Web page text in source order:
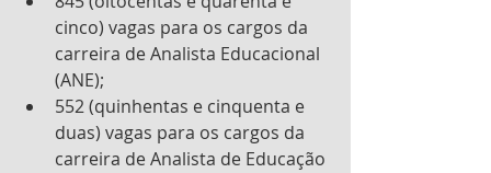
cinco) vagas para os cargos da
carreira de Analista Educacional
(ANE);
552 (quinhentas e cinquenta e
duas) vagas para os cargos da
carreira de Analista de Educação